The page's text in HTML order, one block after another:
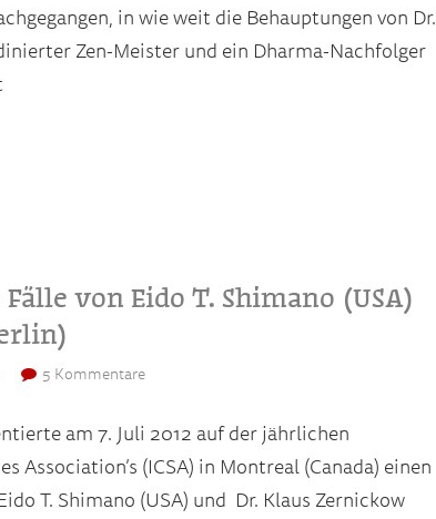
in wie weit die Behauptungen von Dr.
Zen-Meister und ein Dharma-Nachfolger
von Eido T. Shimano (USA)
5 Kommentare
am 7. Juli 2012 auf der jährlichen
(ICSA) in Montreal (Canada) einen
T. Shimano (USA) und Dr. Klaus Zernickow